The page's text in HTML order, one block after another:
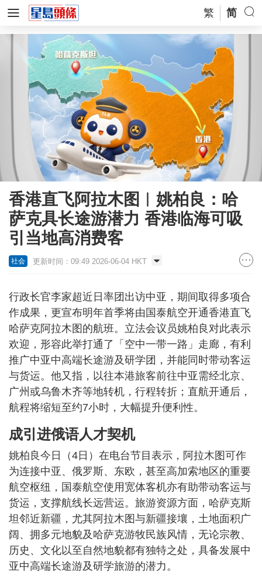
繁 简
香港直飞阿拉木图︱姚柏良：哈
萨克具长途游潜力 香港临海可吸
引当地高消费客
社会 更新时间：09:49 2026-06-04 HKT
行政长官李家超近日率团出访中亚，期间取得多项合
作成果，更宣布明年首季将由国泰航空开通香港直飞
哈萨克阿拉木图的航班。立法会议员姚柏良对此表示
欢迎，形容此举打通了「空中一带一路」走廊，有利
推广中亚中高端长途游及研学团，并能同时带动客运
与货运。他又指，以往本港旅客前往中亚需经北京、
广州或乌鲁木齐等地转机，行程转折；直航开通后，
航程将缩短至约7小时，大幅提升便利性。
成引进俄语人才契机
姚柏良今日（4日）在电台节目表示，阿拉木图可作
为连接中亚、俄罗斯、东欧，甚至高加索地区的重要
航空枢纽，国泰航空使用宽体客机亦有助带动客运与
货运，支撑航线长远营运。旅游资源方面，哈萨克斯
坦邻近新疆，尤其阿拉木图与新疆接壤，土地面积广
阔、拥多元地貌及哈萨克游牧民族风情，无论宗教、
历史、文化以至自然地貌都有独特之处，具备发展中
亚中高端长途游及研学旅游的潜力。